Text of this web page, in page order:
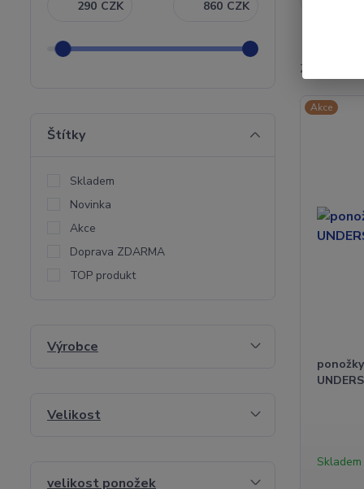
Zobrazuji
Akce
Skladem
CZK CZK
Štítky
Skladem
Novinka
Akce
Doprava ZDARMA
TOP produkt
Výrobce
Velikost
velikost ponožek